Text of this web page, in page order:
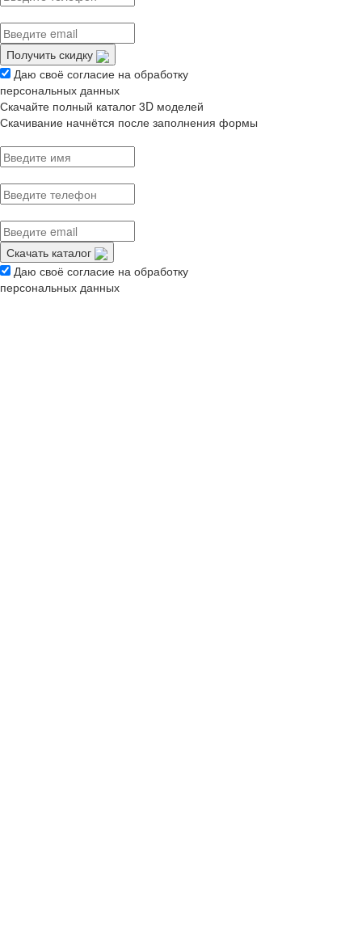
Получить скидку
Даю своё согласие на обработку
персональных данных
Скачайте полный каталог 3D моделей
Скачивание начнётся после заполнения формы
Скачать каталог
Даю своё согласие на обработку
персональных данных